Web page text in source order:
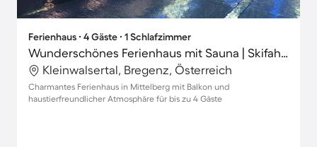
Ferienhaus ∙ 4 Gäste ∙ 1 Schlafzimmer
Wunderschönes Ferienhaus mit Sauna | Skifahren in der Nähe | Haustiere sind willkommen
Kleinwalsertal, Bregenz, Österreich
Charmantes Ferienhaus in Mittelberg mit Balkon und
haustierfreundlicher Atmosphäre für bis zu 4 Gäste